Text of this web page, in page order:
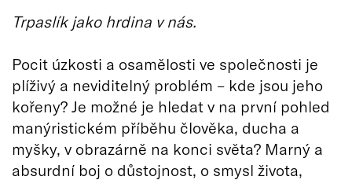
Trpaslík jako hrdina v nás.
Pocit úzkosti a osamělosti ve společnosti je
plíživý a neviditelný problém – kde jsou jeho
kořeny? Je možné je hledat v na první pohled
manýristickém příběhu člověka, ducha a
myšky, v obrazárně na konci světa? Marný a
absurdní boj o důstojnost, o smysl života,